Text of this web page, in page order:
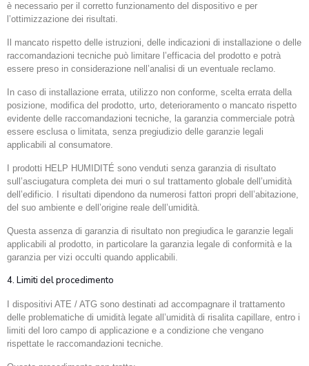
è necessario per il corretto funzionamento del dispositivo e per
l’ottimizzazione dei risultati.
Il mancato rispetto delle istruzioni, delle indicazioni di installazione o delle
raccomandazioni tecniche può limitare l’efficacia del prodotto e potrà
essere preso in considerazione nell’analisi di un eventuale reclamo.
In caso di installazione errata, utilizzo non conforme, scelta errata della
posizione, modifica del prodotto, urto, deterioramento o mancato rispetto
evidente delle raccomandazioni tecniche, la garanzia commerciale potrà
essere esclusa o limitata, senza pregiudizio delle garanzie legali
applicabili al consumatore.
I prodotti HELP HUMIDITÉ sono venduti senza garanzia di risultato
sull’asciugatura completa dei muri o sul trattamento globale dell’umidità
dell’edificio. I risultati dipendono da numerosi fattori propri dell’abitazione,
del suo ambiente e dell’origine reale dell’umidità.
Questa assenza di garanzia di risultato non pregiudica le garanzie legali
applicabili al prodotto, in particolare la garanzia legale di conformità e la
garanzia per vizi occulti quando applicabili.
4. Limiti del procedimento
I dispositivi ATE / ATG sono destinati ad accompagnare il trattamento
delle problematiche di umidità legate all’umidità di risalita capillare, entro i
limiti del loro campo di applicazione e a condizione che vengano
rispettate le raccomandazioni tecniche.